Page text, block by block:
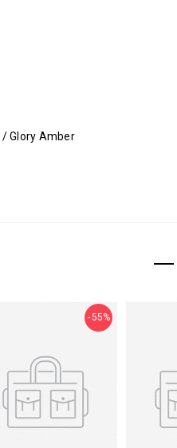
/ Glory Amber
55%